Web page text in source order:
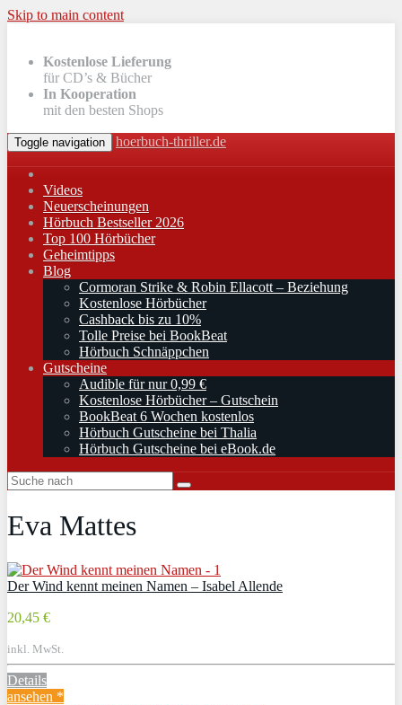
Skip to main content
Kostenlose Lieferung
für CD’s & Bücher
In Kooperation
mit den besten Shops
Toggle navigation hoerbuch-thriller.de
Videos
Neuerscheinungen
Hörbuch Bestseller 2026
Top 100 Hörbücher
Geheimtipps
Blog
Cormoran Strike & Robin Ellacott – Beziehung
Kostenlose Hörbücher
Cashback bis zu 10%
Tolle Preise bei BookBeat
Hörbuch Schnäppchen
Gutscheine
Audible für nur 0,99 €
Kostenlose Hörbücher – Gutschein
BookBeat 6 Wochen kostenlos
Hörbuch Gutscheine bei Thalia
Hörbuch Gutscheine bei eBook.de
Eva Mattes
Der Wind kennt meinen Namen – Isabel Allende
20,45 €
inkl. MwSt.
Details
ansehen *